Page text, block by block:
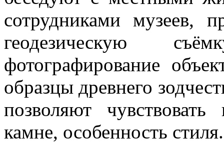
сотрудниками музеев,
геодезическую
фотографирование
образцы древнего
позволяют
камне, особенность стиля.